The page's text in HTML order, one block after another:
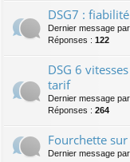
DSG7 :
Dernier message par
Réponses : 122
DSG 6
tarif
Dernier message par
Réponses : 264
Fourchette sur
Dernier message par